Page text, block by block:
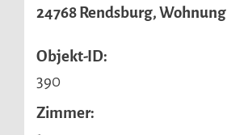
24768 Rendsburg, Wohnung
Objekt-ID:
390
Zimmer: